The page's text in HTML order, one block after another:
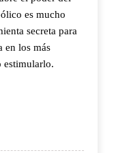
es mucho
secreta para
en los más
estimularlo.